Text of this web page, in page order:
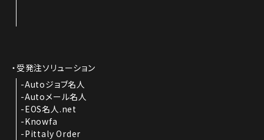
受発注ソリューション
Autoジョブ名人
Autoメール名人
EOS名人.net
Knowfa
Pittaly Order